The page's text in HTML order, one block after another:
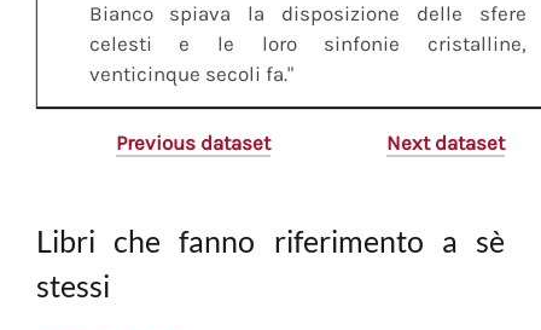
Bianco spiava la disposizione delle sfere
celesti e le loro sinfonie cristalline,
venticinque secoli fa."
Previous dataset Next dataset
Libri che fanno riferimento a sè
stessi